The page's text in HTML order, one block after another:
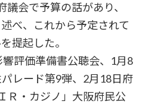
会で予算の話があり、
べ、これから予定されて
提起した。
評価準備書公聴会、1月8
レード第9弾、2月18日府
Ｒ・カジノ」大阪府民公